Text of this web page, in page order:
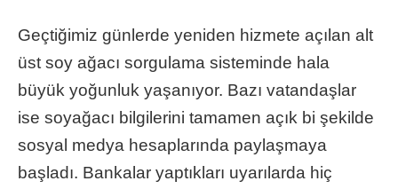
Geçtiğimiz günlerde yeniden hizmete açılan alt
üst soy ağacı sorgulama sisteminde hala
büyük yoğunluk yaşanıyor. Bazı vatandaşlar
ise soyağacı bilgilerini tamamen açık bi şekilde
sosyal medya hesaplarında paylaşmaya
başladı. Bankalar yaptıkları uyarılarda hiç